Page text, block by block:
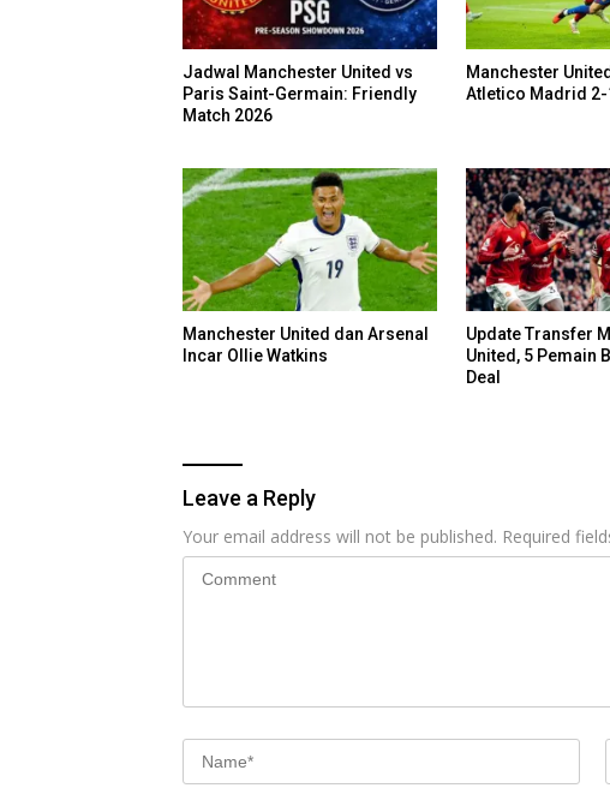
Jadwal Manchester United vs
Paris Saint-Germain: Friendly
Match 2026
Manchester
Atletico Madrid 2-
Manchester United dan Arsenal
Incar Ollie Watkins
Update Transfer
United, 5 Pemain
Deal
Leave a Reply
Your email address will not be published. Required